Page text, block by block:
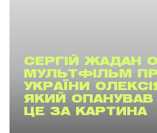
СЕРГІЙ ЖАДАН
МУЛЬТФІЛЬМ
УКРАЇНИ
ЯКИЙ ОПАНУВАВ
ЦЕ ЗА КАРТИНА